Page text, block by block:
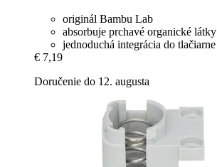
originál Bambu Lab
absorbuje prchavé organické látky
jednoduchá integrácia do tlačiarne
€ 7,19
Doručenie do 12. augusta